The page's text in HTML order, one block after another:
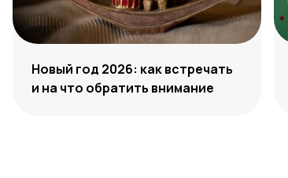
Новый год 2026: как встречать
и на что обратить внимание